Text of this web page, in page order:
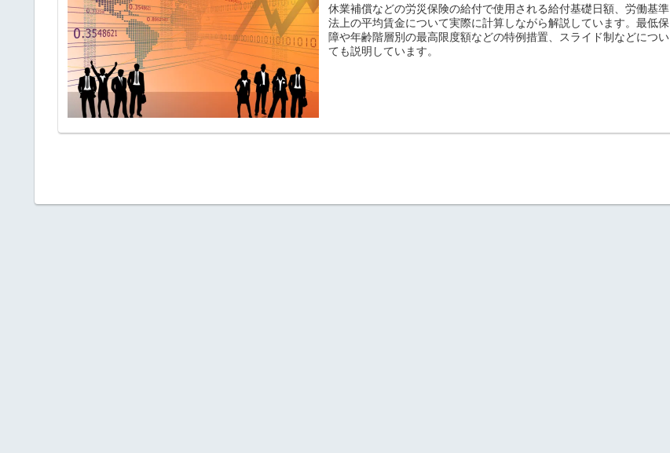
休業補償などの労災保険の給付で使用される給付基礎日額、労働基準
法上の平均賃金について実際に計算しながら解説しています。最低保
障や年齢階層別の最高限度額などの特例措置、スライド制などについ
ても説明しています。